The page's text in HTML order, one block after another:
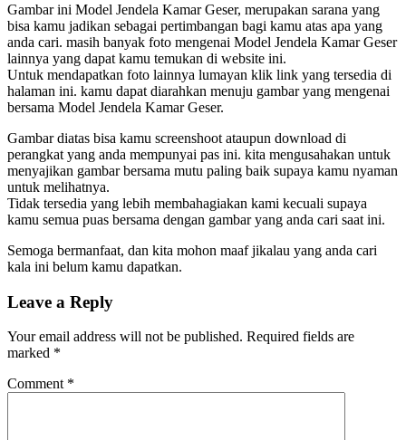
Gambar ini Model Jendela Kamar Geser, merupakan sarana yang
bisa kamu jadikan sebagai pertimbangan bagi kamu atas apa yang
anda cari. masih banyak foto mengenai Model Jendela Kamar Geser
lainnya yang dapat kamu temukan di website ini.
Untuk mendapatkan foto lainnya lumayan klik link yang tersedia di
halaman ini. kamu dapat diarahkan menuju gambar yang mengenai
bersama Model Jendela Kamar Geser.
Gambar diatas bisa kamu screenshoot ataupun download di
perangkat yang anda mempunyai pas ini. kita mengusahakan untuk
menyajikan gambar bersama mutu paling baik supaya kamu nyaman
untuk melihatnya.
Tidak tersedia yang lebih membahagiakan kami kecuali supaya
kamu semua puas bersama dengan gambar yang anda cari saat ini.
Semoga bermanfaat, dan kita mohon maaf jikalau yang anda cari
kala ini belum kamu dapatkan.
Leave a Reply
Your email address will not be published. Required fields are
marked *
Comment *